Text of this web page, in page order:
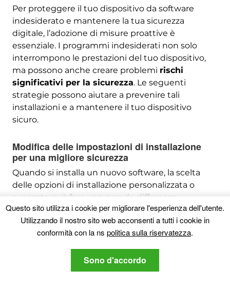
Per proteggere il tuo dispositivo da software
indesiderato e mantenere la tua sicurezza
digitale, l’adozione di misure proattive è
essenziale. I programmi indesiderati non solo
interrompono le prestazioni del tuo dispositivo,
ma possono anche creare problemi rischi
significativi per la sicurezza. Le seguenti
strategie possono aiutare a prevenire tali
installazioni e a mantenere il tuo dispositivo
sicuro.
Modifica delle impostazioni di installazione
per una migliore sicurezza
Quando si installa un nuovo software, la scelta
delle opzioni di installazione personalizzata o
avanzata può fare una grande differenza.
Queste opzioni spesso rivelano programmi
aggiuntivi forniti in bundle con il software
Questo sito utilizza i cookie per migliorare l'esperienza dell'utente.
Utilizzando il nostro sito web acconsenti a tutti i cookie in
conformità con la ns politica sulla riservatezza.
Sono d'accordo